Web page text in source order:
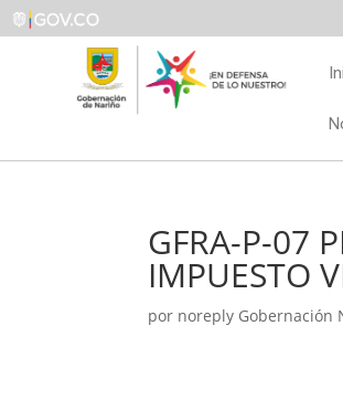
GFRA-P-07
IMPUESTO
por noreply Gobernación